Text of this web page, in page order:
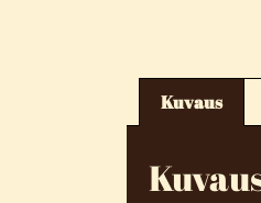
Kuvaus